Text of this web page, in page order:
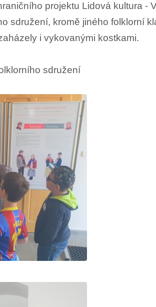
projektu Lidová kultura -
sdružení, kromě jiného folklorní
i vykovanými kostkami.
sdružení